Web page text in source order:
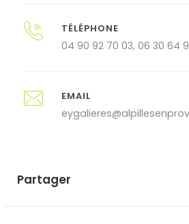
TÉLÉPHONE
04 90 92 70 03, 06 30 64
EMAIL
Partager